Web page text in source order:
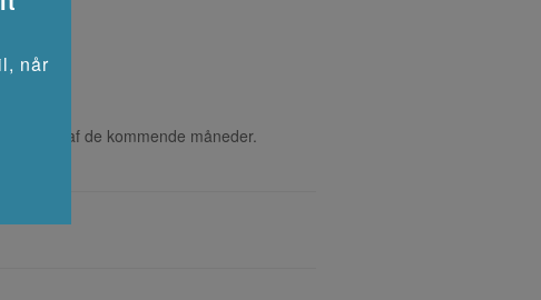
starten af de kommende måneder.
når